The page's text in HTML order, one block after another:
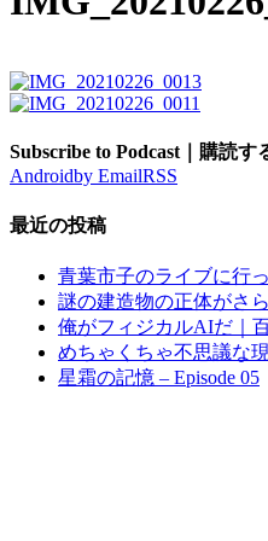
Subscribe to Podcast｜購読す
Androidby EmailRSS
最近の投稿
青葉市子のライブに行
謎の建造物の正体がさ
俺がフィジカルAIだ｜
めちゃくちゃ不思議な
星霜の記憶 – Episode 05